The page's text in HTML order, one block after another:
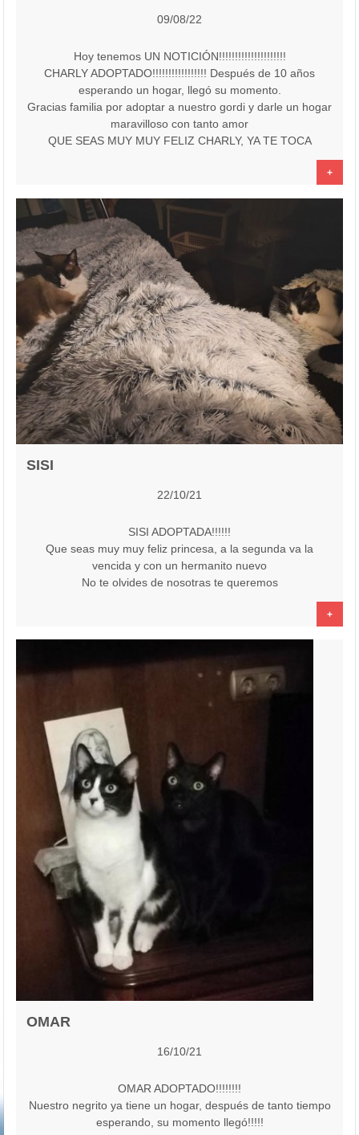
09/08/22
Hoy tenemos UN NOTICIÓN!!!!!!!!!!!!!!!!!!!!!
CHARLY ADOPTADO!!!!!!!!!!!!!!!!! Después de 10 años
esperando un hogar, llegó su momento.
Gracias familia por adoptar a nuestro gordi y darle un hogar
maravilloso con tanto amor
QUE SEAS MUY MUY FELIZ CHARLY, YA TE TOCA
+
SISI
22/10/21
SISI ADOPTADA!!!!!!
Que seas muy muy feliz princesa, a la segunda va la
vencida y con un hermanito nuevo
No te olvides de nosotras te queremos
+
OMAR
16/10/21
OMAR ADOPTADO!!!!!!!!
Nuestro negrito ya tiene un hogar, después de tanto tiempo
esperando, su momento llegó!!!!!